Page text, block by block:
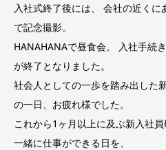
入社式終了後には、 会社の近く
で記念撮影。
HANAHANAで昼食会。 入社手続
が終了となりました。
社会人としての一歩を踏み出した
の一日、お疲れ様でした。
これから1ヶ月以上に及ぶ新入社
一緒に仕事ができる日を、